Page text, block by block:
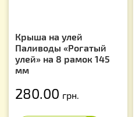
Крыша на улей
Паливоды «Рогатый
улей» на 8 рамок 145
мм
280.00 грн.